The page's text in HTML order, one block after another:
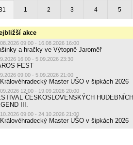
1 2 3 4 5
akce
09:00 - 16.08.2026 16:00
a hračky ve Výtopně Jaroměř
16:00 - 5.09.2026 23:30
FEST
09:00 - 5.09.2026 21:00
Master UŠO v šipkách 2026
12:00 - 19.09.2026 20:00
ČESKOSLOVENSKÝCH HUDEBNÍCH
III.
09:00 - 24.10.2026 21:00
Master UŠO v šipkách 2026